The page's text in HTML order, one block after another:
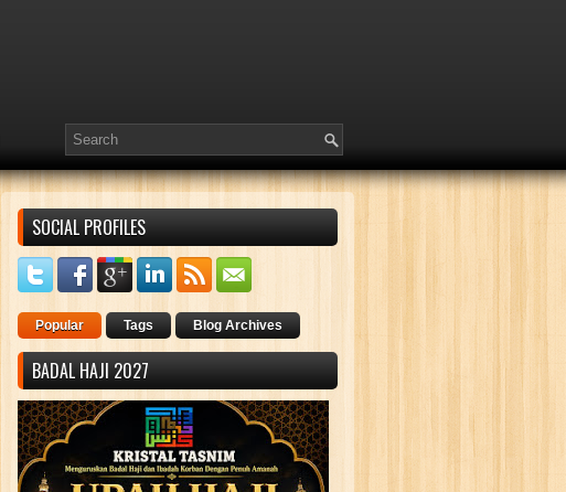
SOCIAL PROFILES
Popular Tags Blog Archives
BADAL HAJI 2027